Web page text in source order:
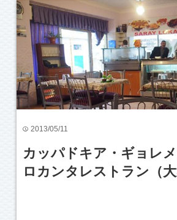
time 2013/05/11
カッパドキア・ギョレ
ロカンタレストラン（大